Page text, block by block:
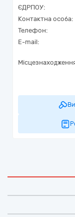
ЄДРПОУ:
Контактна особа:
Телефон:
E-mail: